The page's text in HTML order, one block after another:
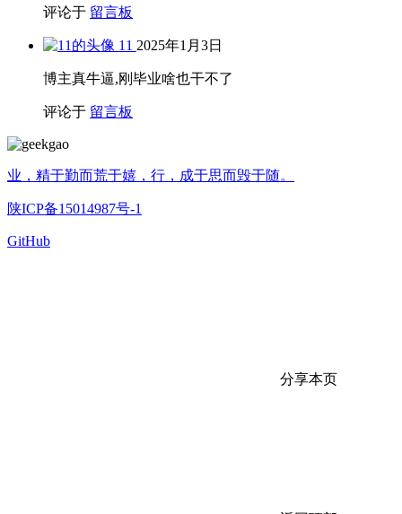
评论于 留言板
11 2025年1月3日
博主真牛逼,刚毕业啥也干不了
评论于 留言板
业，精于勤而荒于嬉，行，成于思而毁于随。
陕ICP备15014987号-1
GitHub
分享本页